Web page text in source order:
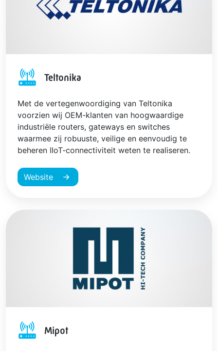
Teltonika
Met de vertegenwoordiging van Teltonika
voorzien wij OEM-klanten van hoogwaardige
industriële routers, gateways en switches
waarmee zij robuuste, veilige en eenvoudig te
beheren IIoT‑connectiviteit weten te realiseren.
Website
Mipot